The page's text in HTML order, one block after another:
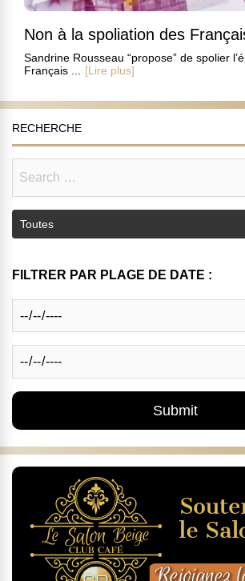
Non à la spoliation des
Sandrine Rousseau “propose” de spolier
Français ...
[Lire plus]
RECHERCHE
FILTRER PAR PLAGE DE DATE :